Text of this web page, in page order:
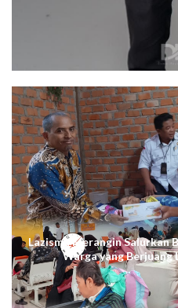
Lazismu Merangin Salurkan
Warga yang